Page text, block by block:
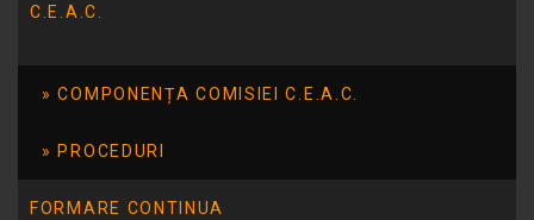
C.E.A.C.
COMPONENȚA COMISIEI C.E.A.C.
PROCEDURI
FORMARE CONTINUA
Tabara-Prietenul bun la nevoie se cunoaste –